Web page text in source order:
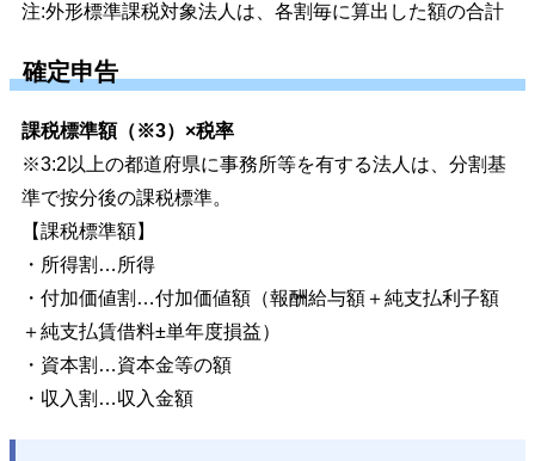
注:外形標準課税対象法人は、各割毎に算出した額の合計
確定申告
課税標準額（※3）×税率
※3:2以上の都道府県に事務所等を有する法人は、分割基
準で按分後の課税標準。
【課税標準額】
・所得割…所得
・付加価値割…付加価値額（報酬給与額＋純支払利子額
＋純支払賃借料±単年度損益）
・資本割…資本金等の額
・収入割…収入金額